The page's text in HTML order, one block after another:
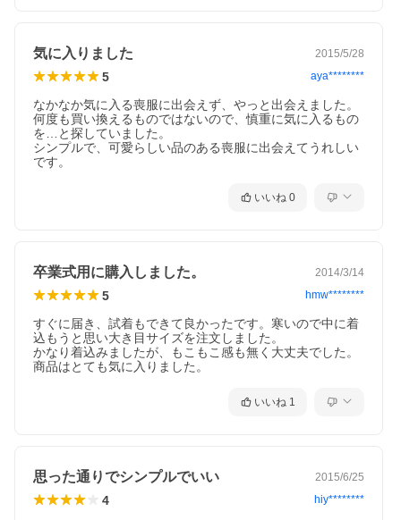
気に入りました 2015/5/28
5 aya********
なかなか気に入る喪服に出会えず、やっと出会えました。
何度も買い換えるものではないので、慎重に気に入るもの
を…と探していました。
シンプルで、可愛らしい品のある喪服に出会えてうれしい
です。
いいね 0
卒業式用に購入しました。 2014/3/14
5 hmw********
すぐに届き、試着もできて良かったです。寒いので中に着
込もうと思い大き目サイズを注文しました。
かなり着込みましたが、もこもこ感も無く大丈夫でした。
商品はとても気に入りました。
いいね 1
思った通りでシンプルでいい 2015/6/25
4 hiy********